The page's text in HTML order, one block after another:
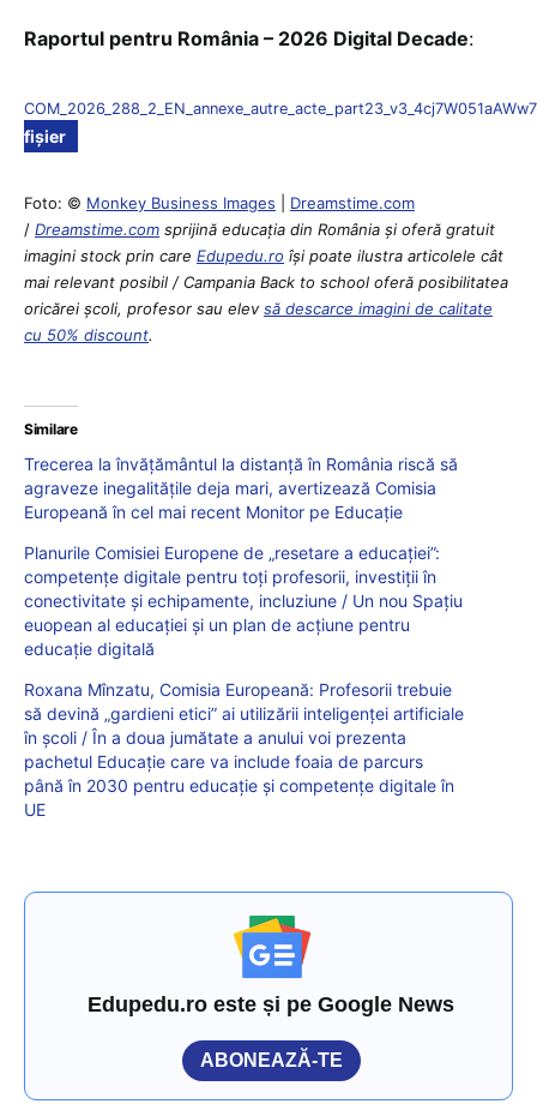
Raportul pentru România – 2026 Digital Decade:
fișier
Foto: © Monkey Business Images
Dreamstime.com
/ Dreamstime.com sprijină educaţia din România şi oferă gratuit
imagini stock prin care Edupedu.ro îşi poate ilustra articolele cât
mai relevant posibil / Campania Back to school oferă posibilitatea
oricărei școli, profesor sau elevsă descarce imagini de calitate
cu 50% discount.
Similare
Trecerea la învățământul la distanță în România riscă să
agraveze inegalitățile deja mari, avertizează Comisia
Europeană în cel mai recent Monitor pe Educație
Planurile Comisiei Europene de „resetare a educației”:
competențe digitale pentru toți profesorii, investiții în
conectivitate și echipamente, incluziune / Un nou Spațiu
euopean al educației și un plan de acțiune pentru
educație digitală
Roxana Mînzatu, Comisia Europeană: Profesorii trebuie
să devină „gardieni etici” ai utilizării inteligenței artificiale
în școli / În a doua jumătate a anului voi prezenta
pachetul Educație care va include foaia de parcurs
până în 2030 pentru educație și competențe digitale în
UE
Edupedu.ro este și pe Google News
ABONEAZĂ-TE